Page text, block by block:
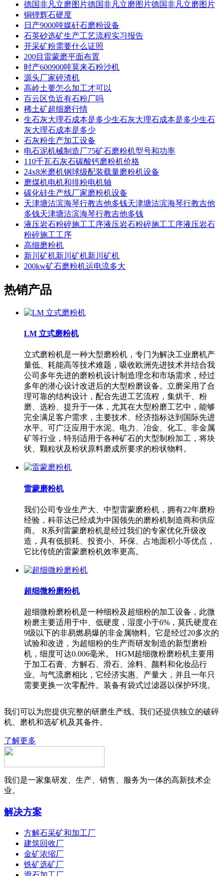
德国非凡立磨图片德国非凡立磨图片德国非凡立磨图片
铜锂辉石硬度
日产9000吨媒矸石磨粉设备
石英砂选矿生产工艺流程实习报告
开采矿粉需要什么证照
200目雷蒙磨平面布置
时产600900吨莫来石粉沙机
源头厂家碎渣机
高岭土要怎么加工才可以
百云区负近有石粉厂吗
稀土矿超细磨行情
生石灰大理石成本是多少生石灰大理石成本是多少生石
灰大理石成本是多少
石灰粉生产加工设备
电石泥机械制造厂75矿石磨粉机型号和功率
110千瓦石灰石碳酸钙磨粉机价格
24x8米磨机钢球级配装载量磨粉机设备
磨煤机电机和排粉电机轴
碳化硅生产线厂家磨粉机设备
天津塘沽滨海琴行教吉他多钱天津塘沽滨海琴行教吉他
多钱天津塘沽滨海琴行教吉他多钱
液压岩石粉碎施工工序液压岩石粉碎施工工序液压岩石
粉碎施工工序
高细磨粉机
新川矿机新川矿机新川矿机
200kw矿石磨粉机运电流多大
热销产品
LM 立式磨粉机
立式磨粉机是一种大型磨粉机，专门为解决工业磨机产
量低、耗能高等技术难题，吸收欧洲先进技术并结合我
公司多年先进的磨粉机设计制造理念和市场需求，经过
多年的潜心设计改进后的大型粉磨设备。立磨采用了合
理可靠的结构设计，配合先进工艺流程，集烘干、粉
磨、选粉、提升于一体，尤其在大型粉磨工艺中，能够
完全满足客户需求，主要技术、经济指标达到国际先进
水平。可广泛应用于水泥、电力、冶金、化工、非金属
矿等行业，特别适用于各种矿石的大型制粉加工，将块
状、颗粒状及粉状原料磨成所要求的粉状物料。
雷蒙磨粉机
我们公司专业生产大、中型雷蒙磨粉机，拥有22年磨粉
经验，科菲达已经成为中国领先的磨粉机制造商和供应
商。 R系列雷蒙磨粉机是经过我们的专家优化升级改
造，具有低损耗、投资小、环保、占地面积小等优点，
它比传统的雷蒙磨粉机效率更高。
超细微粉磨粉机
超细微粉磨粉机是一种细粉及超细粉的加工设备，此微
粉磨主要适用于中、低硬度，湿度小于6%，莫氏硬度在
9级以下的非易燃易爆的非金属物料。它是经过20多次的
试验和改进，为超细粉的生产而研发制造的新型磨粉
机，细度可达0.006毫米。 HGM超细微粉磨粉机主要用
于加工石膏、方解石、滑石、涂料、颜料和化妆品行
业。与气流磨相比，它经济实惠、产量大，并且一年只
需要更换一次零配件。装备有袋式过滤器以保护环境。
我们可以为您提供完整的研磨生产线。我们还提供独立的破碎
机、磨机和选矿机及其备件。
了解更多
我们是一家集研发、生产、销售、服务为一体的高新技术企
业。
解决方案
方解石采矿和加工厂
建筑回收厂
金矿浓缩厂
铁矿选矿厂